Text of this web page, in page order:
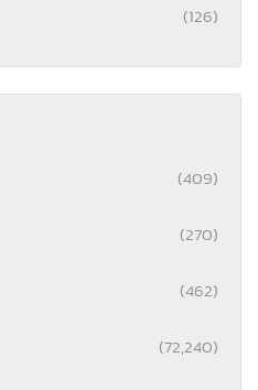
(126)
(409)
(270)
(462)
(72,240)